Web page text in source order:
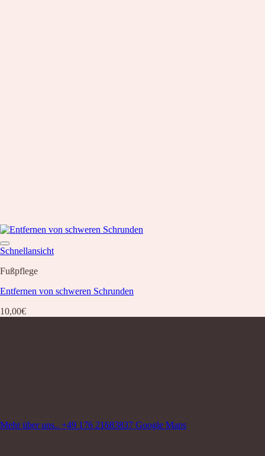
Schnellansicht
Fußpflege
Entfernen von schweren Schrunden
10,00€
Mehr über uns.. +49 176 21683837 Google Maps